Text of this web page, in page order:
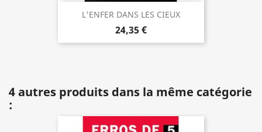
L'ENFER DANS LES CIEUX
24,35 €
4 autres produits dans la même catégorie
: